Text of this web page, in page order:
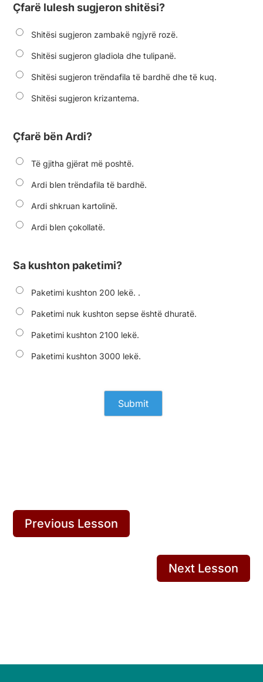
Çfarë lulesh sugjeron shitësi?
Shitësi sugjeron zambakë ngjyrë rozë.
Shitësi sugjeron gladiola dhe tulipanë.
Shitësi sugjeron trëndafila të bardhë dhe të kuq.
Shitësi sugjeron krizantema.
Çfarë bën Ardi?
Të gjitha gjërat më poshtë.
Ardi blen trëndafila të bardhë.
Ardi shkruan kartolinë.
Ardi blen çokollatë.
Sa kushton paketimi?
Paketimi kushton 200 lekë. .
Paketimi nuk kushton sepse është dhuratë.
Paketimi kushton 2100 lekë.
Paketimi kushton 3000 lekë.
Previous Lesson
Next Lesson